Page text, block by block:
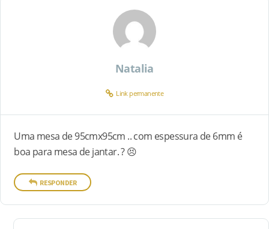
Natalia
Link permanente
Uma mesa de 95cmx95cm .. com espessura de 6mm é
boa para mesa de jantar. ? 😣
RESPONDER